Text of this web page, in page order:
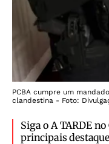
PCBA cumpre um
clandestina - Foto:
Siga o A TARDE no
principais